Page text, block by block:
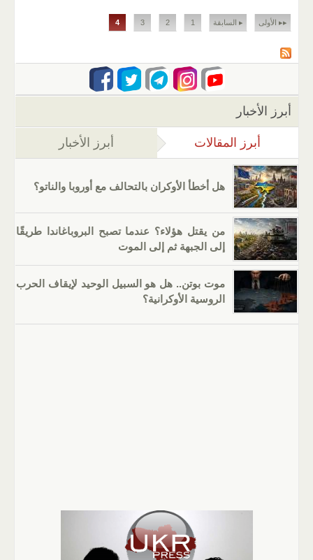
الصفحات
▸▸ الأولى ▸ السابقة 1
2
3
4
أبرز الأخبار
أبرز المقالات (علامة التبويب النشطة)
أبرز الأخبار
هل أخطأ الأوكران بالتحالف مع أوروبا والناتو؟
من يقتل هؤلاء؟ عندما تصبح البروباغاندا طريقًا
إلى الجبهة ثم إلى الموت
موت بوتن.. هل هو السبيل الوحيد لإيقاف الحرب
الروسية الأوكرانية؟